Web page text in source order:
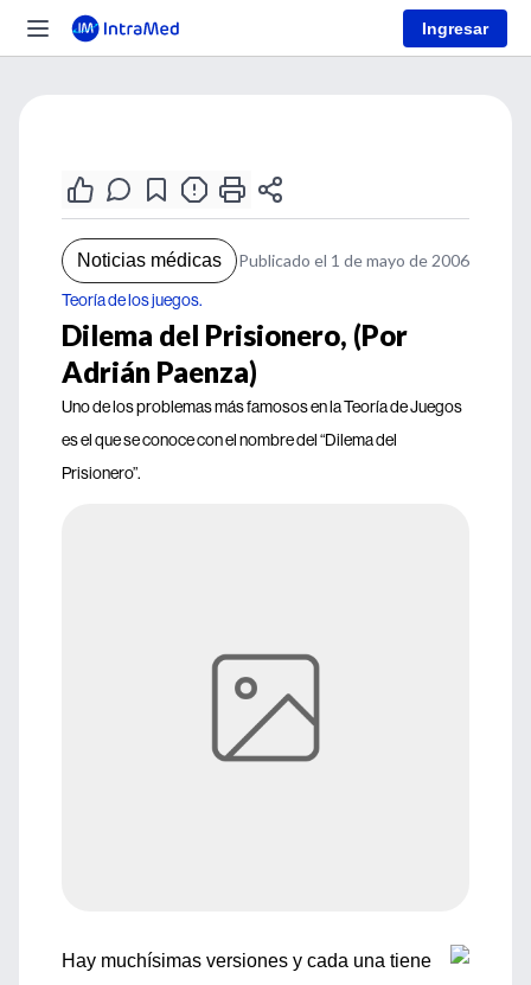
Ingresar
Noticias médicas Publicado el 1 de mayo de 2006
Teoría de los juegos.
Dilema del Prisionero, (Por
Adrián Paenza)
Uno de los problemas más famosos en la Teoría de Juegos
es el que se conoce con el nombre del “Dilema del
Prisionero”.
Hay muchísimas versiones y cada una tiene